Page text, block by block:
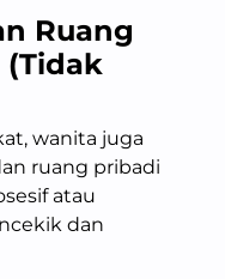
Ruang
wanita juga
ruang pribadi
atau
dan